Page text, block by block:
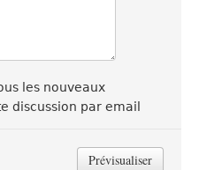
les nouveaux
discussion par email